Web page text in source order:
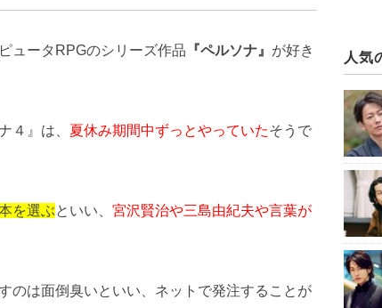
ュータRPGのシリーズ作品 『ペルソナ』 が好き
４』は、 夏休み期間中ずっとやっていたそうで
を選ぶといい、 宮沢賢治や三島由紀夫や言葉が
のは面倒臭いといい、ネットで発注することが
人気